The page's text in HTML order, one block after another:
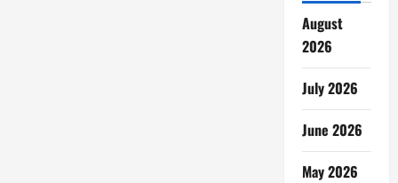
August
2026
July 2026
June 2026
May 2026